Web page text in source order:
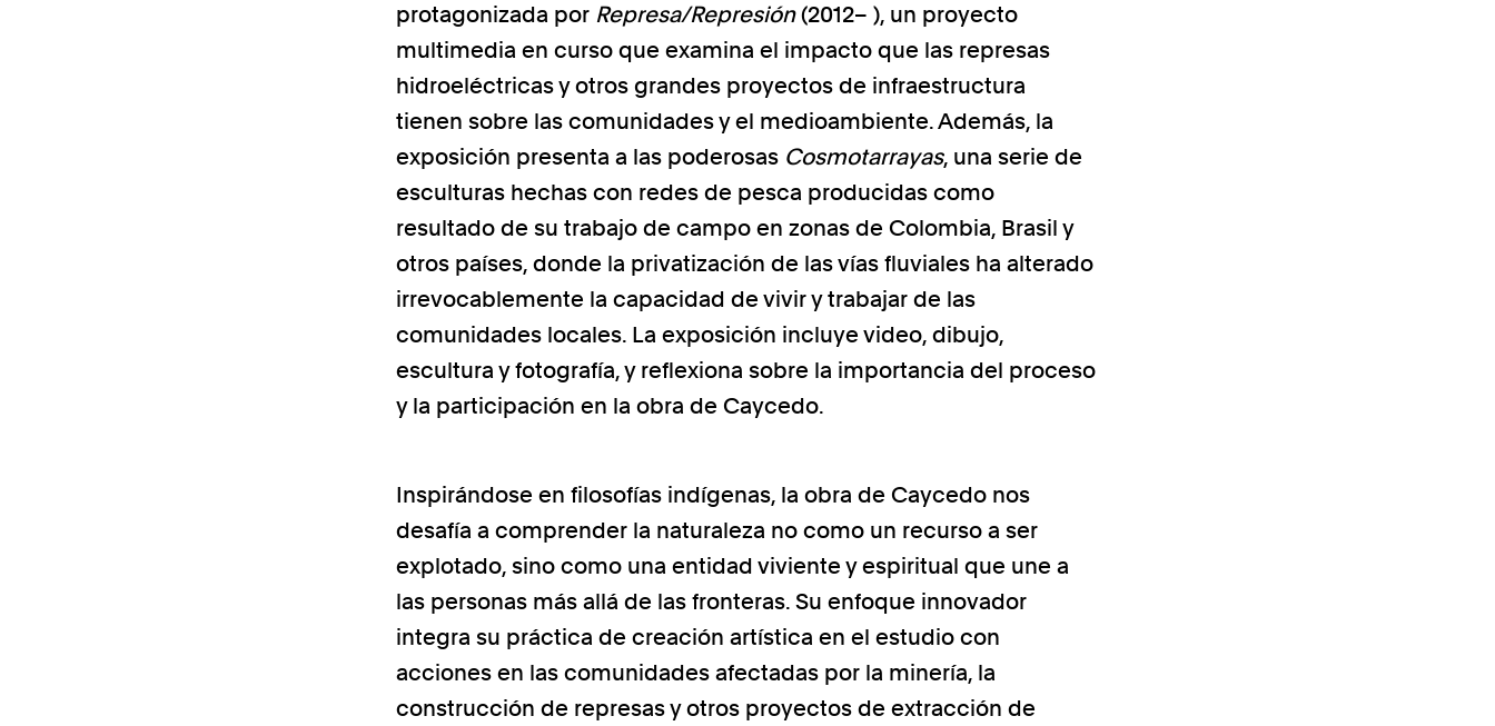
protagonizada por Represa/Represión(2012– ), un proyecto
multimedia en curso que examina el impacto que las represas
hidroeléctricas y otros grandes proyectos de infraestructura
tienen sobre las comunidades y el medioambiente. Además, la
exposición presenta a las poderosas Cosmotarrayas, una serie de
esculturas hechas con redes de pesca producidas como
resultado de su trabajo de campo en zonas de Colombia, Brasil y
otros países, donde la privatización de las vías fluviales ha alterado
irrevocablemente la capacidad de vivir y trabajar de las
comunidades locales. La exposición incluye video, dibujo,
escultura y fotografía, y reflexiona sobre la importancia del proceso
y la participación en la obra de Caycedo.
Inspirándose en filosofías indígenas, la obra de Caycedo nos
desafía a comprender la naturaleza no como un recurso a ser
explotado, sino como una entidad viviente y espiritual que une a
las personas más allá de las fronteras. Su enfoque innovador
integra su práctica de creación artística en el estudio con
acciones en las comunidades afectadas por la minería, la
construcción de represas y otros proyectos de extracción de